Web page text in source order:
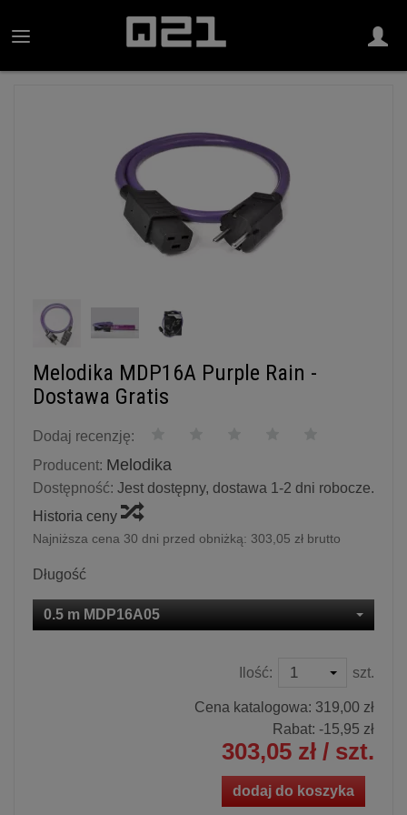
Melodika MDP16A Purple Rain -
Dostawa Gratis
Dodaj recenzję:
Producent: Melodika
Dostępność: Jest dostępny, dostawa 1-2 dni robocze.
Historia ceny
Najniższa cena 30 dni przed obniżką: 303,05 zł brutto
Długość
0.5 m MDP16A05
Ilość: szt.
Cena katalogowa: 319,00 zł
Rabat: -15,95 zł
303,05 zł / szt.
dodaj do koszyka